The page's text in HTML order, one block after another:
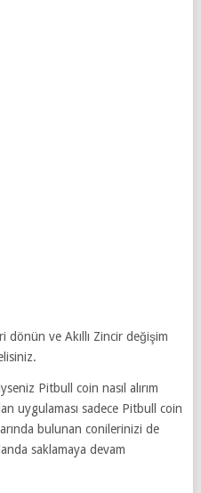
dönün ve Akıllı Zincir değişim
Pitbull coin nasıl alırım
uygulaması sadece Pitbull coin
bulunan conilerinizi de
saklamaya devam